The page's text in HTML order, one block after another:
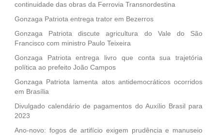
continuidade das obras da Ferrovia Transnordestina
Gonzaga Patriota entrega trator em Bezerros
Gonzaga Patriota discute agricultura do Vale do São
Francisco com ministro Paulo Teixeira
Gonzaga Patriota entrega livro que conta sua trajetória
política ao prefeito João Campos
Gonzaga Patriota lamenta atos antidemocráticos ocorridos
em Brasília
Divulgado calendário de pagamentos do Auxílio Brasil para
2023
Ano-novo: fogos de artifício exigem prudência e manuseio